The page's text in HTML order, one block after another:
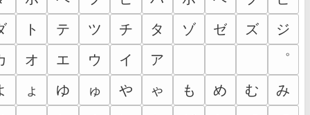
ト テ ツ チ タ ゾ ゼ ズ
ジ
オ エ ウ イ ア
゜
ょ ゆ ゅ や ゃ も め む
み